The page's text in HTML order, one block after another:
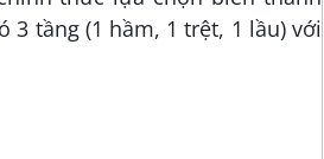
tầng (1 hầm, 1 trệt, 1 lầu) với